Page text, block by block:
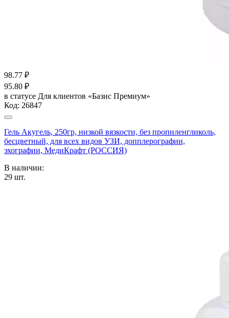
98.77 ₽
95.80 ₽
в статусе Для клиентов «Базис Премиум»
Код: 26847
Гель Акугель, 250гр, низкой вязкости, без пропиленгликоль,
бесцветный, для всех видов УЗИ, допплерографии,
эхографии, МедиКрафт (РОССИЯ)
В наличии:
29 шт.